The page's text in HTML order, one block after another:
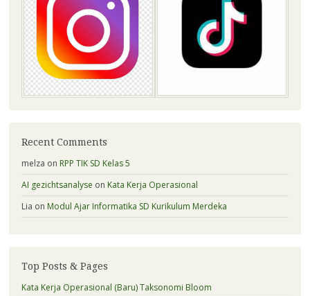
Recent Comments
melza on RPP TIK SD Kelas 5
AI gezichtsanalyse on Kata Kerja Operasional
Lia on Modul Ajar Informatika SD Kurikulum Merdeka
Top Posts & Pages
Kata Kerja Operasional (Baru) Taksonomi Bloom